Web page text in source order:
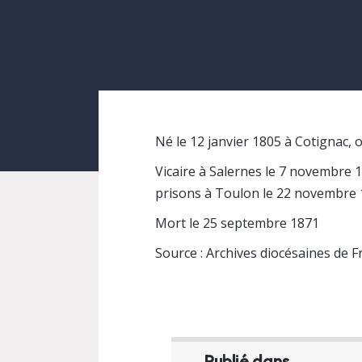
Né le 12 janvier 1805 à
Vicaire à Salernes le 7 novembre
prisons à Toulon le 22 novembre
Mort le 25 septembre 1871
Source : Archives diocésaines de